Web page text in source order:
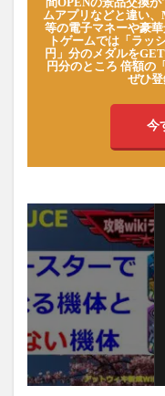
ムアプリなどと違い、
等の電子マネーや豪
トゲームでは「ラッ
円」分のメダルを
円分のところ 倍額の
ぜひ登
今